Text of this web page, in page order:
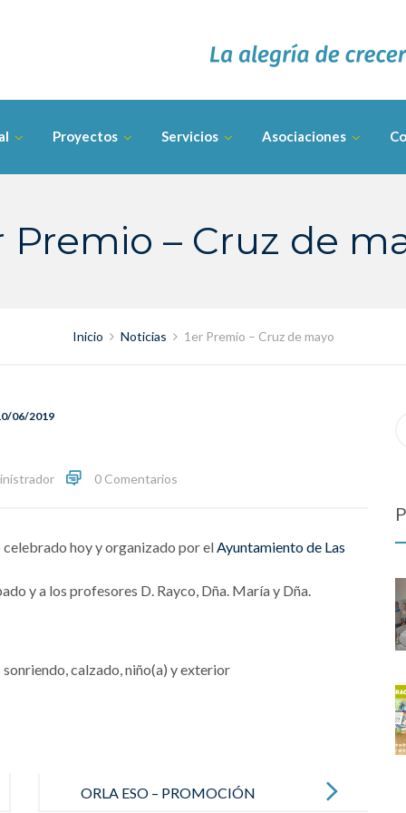
Proyectos Servicios Asociaciones
Premio – Cruz de
Inicio Noticias 1er Premio – Cruz de mayo
06/2019
0 Comentarios
hoy y organizado por elAyuntamiento de Las
y a los profesores D. Rayco, Dña. María y Dña.
ORLA ESO – PROMOCIÓN